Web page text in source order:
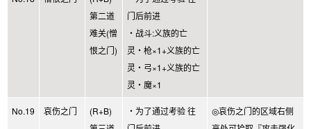
第二道
难关(憎
恨之门)
门后前进
・战斗:义族的亡
灵・枪×1+义族的亡
灵・弓×1+义族的亡
灵・魔×1
No.19 哀伤之门
(R+B)
・为了通过考验 往
◎哀伤之门的区域右侧